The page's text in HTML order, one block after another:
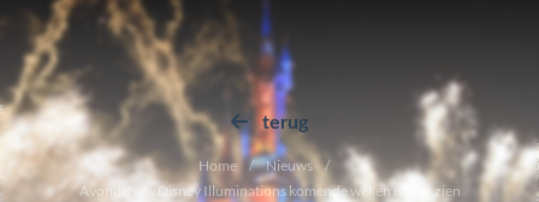
terug
Home
Nieuws
Avondshow Disney Illuminations komende weken niet te zien